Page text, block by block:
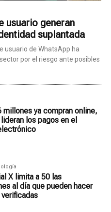
usuario generan
suplantada
usuario de WhatsApp ha
por el riesgo ante posibles
millones ya compran online,
los pagos en el
X limita a 50 las
al día que pueden hacer